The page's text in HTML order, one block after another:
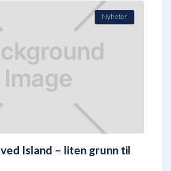
Nyheter
Island – liten grunn til